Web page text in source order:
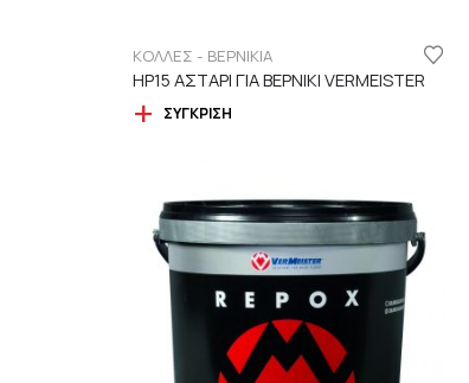
ΚΟΛΛΕΣ - ΒΕΡΝΙΚΙΑ
HP15 ΑΣΤΑΡΙ ΓΙΑ ΒΕΡΝΙΚΙ VERMEISTER
ΣΎΓΚΡΙΣΗ